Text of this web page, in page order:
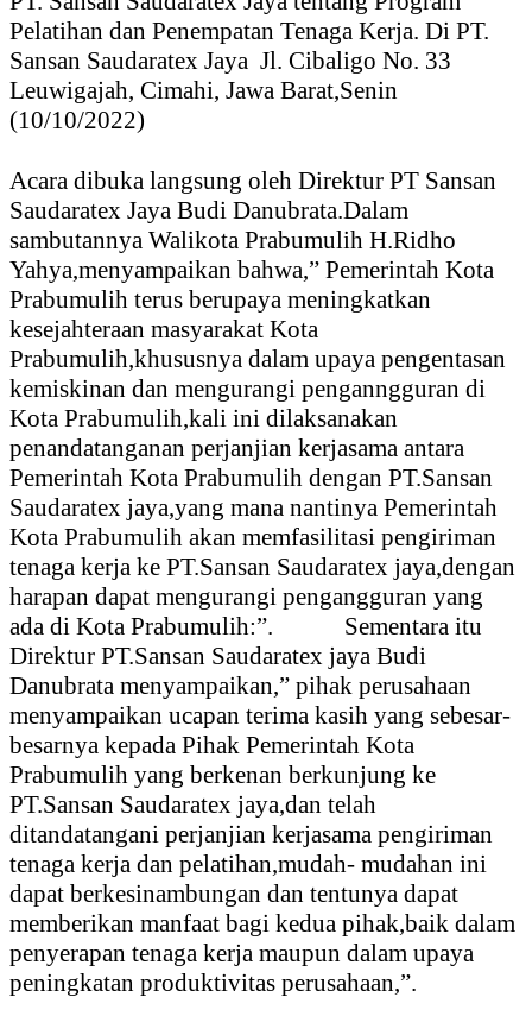
Pelatihan dan Penempatan Tenaga Kerja. Di PT.
Sansan Saudaratex Jaya Jl. Cibaligo No. 33
Leuwigajah, Cimahi, Jawa Barat,Senin
(10/10/2022)
Acara dibuka langsung oleh Direktur PT Sansan
Saudaratex Jaya Budi Danubrata.Dalam
sambutannya Walikota Prabumulih H.Ridho
Yahya,menyampaikan bahwa,” Pemerintah Kota
Prabumulih terus berupaya meningkatkan
kesejahteraan masyarakat Kota
Prabumulih,khususnya dalam upaya pengentasan
kemiskinan dan mengurangi penganngguran di
Kota Prabumulih,kali ini dilaksanakan
penandatanganan perjanjian kerjasama antara
Pemerintah Kota Prabumulih dengan PT.Sansan
Saudaratex jaya,yang mana nantinya Pemerintah
Kota Prabumulih akan memfasilitasi pengiriman
tenaga kerja ke PT.Sansan Saudaratex jaya,dengan
harapan dapat mengurangi pengangguran yang
ada di Kota Prabumulih:”.
Sementara itu
Direktur PT.Sansan Saudaratex jaya Budi
Danubrata menyampaikan,” pihak perusahaan
menyampaikan ucapan terima kasih yang sebesar-
besarnya kepada Pihak Pemerintah Kota
Prabumulih yang berkenan berkunjung ke
PT.Sansan Saudaratex jaya,dan telah
ditandatangani perjanjian kerjasama pengiriman
tenaga kerja dan pelatihan,mudah- mudahan ini
dapat berkesinambungan dan tentunya dapat
memberikan manfaat bagi kedua pihak,baik dalam
penyerapan tenaga kerja maupun dalam upaya
peningkatan produktivitas perusahaan,”.